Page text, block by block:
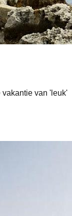
van 'leuk'